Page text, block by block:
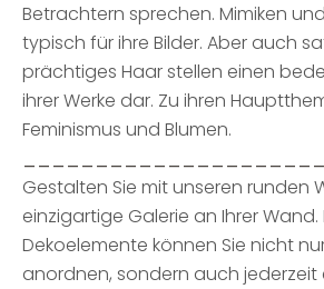
Betrachtern sprechen. Mimiken
typisch für ihre Bilder. Aber auch
prächtiges Haar stellen einen
ihrer Werke dar. Zu ihren
Feminismus und Blumen.
Gestalten Sie mit unseren runden
einzigartige Galerie an Ihrer Wand.
Dekoelemente können Sie nicht
anordnen, sondern auch jederzeit